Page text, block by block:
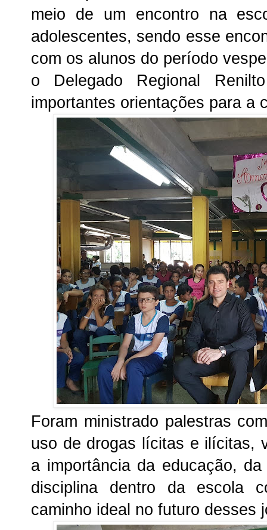
meio de um encontro na
adolescentes, sendo esse
com os alunos do período
o Delegado Regional
importantes orientações para a
Foram ministrado palestras
uso de drogas lícitas e ilícitas,
a importância da educação,
disciplina dentro da escola
caminho ideal no futuro desses